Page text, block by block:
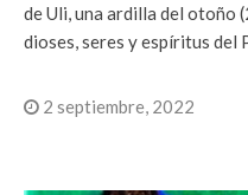
de Uli, una ardilla del otoño
dioses, seres y espíritus del
2 septiembre, 2022